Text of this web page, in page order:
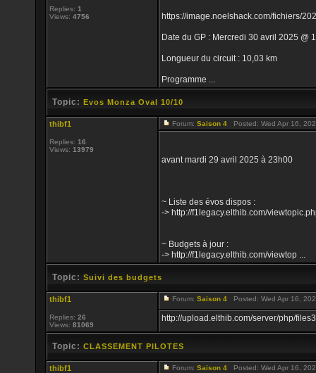
Replies: 1
Views: 4756 https://image.noelshack.com/fichiers/
Date du GP : Mercredi 30 avril 2025 @
Longueur du circuit : 10,03 km
Programme ...
Topic: Evos Monza Oval 10/10
thibf1
Replies: 16
Views: 13979
Forum: Saison 4 Posted: Wed Apr 16,
avant mardi 29 avril 2025 à 23h00
~ Liste des évos dispos :
-> http://f1legacy.elthib.com/
~ Budgets à jour :
-> http://f1legacy.elthib.com/viewtop ...
Topic: Suivi des budgets
thibf1
Replies: 26
Views: 81069
Forum: Saison 4 Posted: Wed Apr 16,
http://upload.elthib.com/server/php/
Topic: CLASSEMENT PILOTES
thibf1 Forum: Saison 4 Posted: Wed Apr 16,